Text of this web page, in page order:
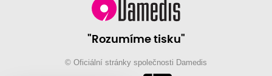
"Rozumíme tisku"
© Oficiální stránky společnosti Damedis